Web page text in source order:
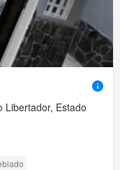
Libertador, Estado